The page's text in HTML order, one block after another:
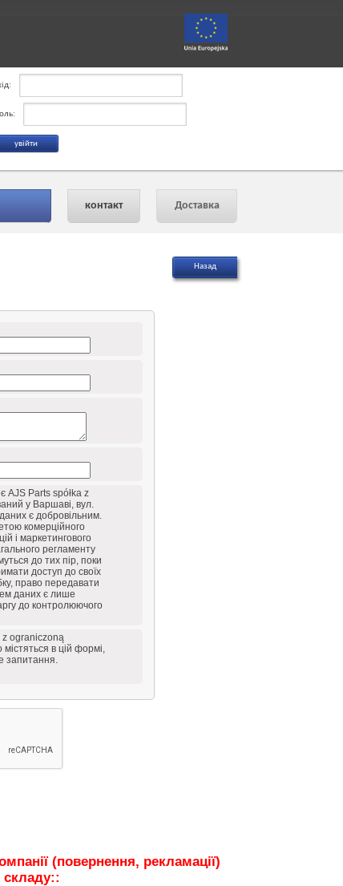
контакт Доставка
AJS Parts spółka z
у Варшаві, вул.
є добровільним.
комерційного
і маркетингового
регламенту
до тих пір, поки
доступ до своїх
право передавати
даних є лише
до контролюючого
z ograniczoną
в цій формі,
запитання.
(повернення, рекламації)
складу::